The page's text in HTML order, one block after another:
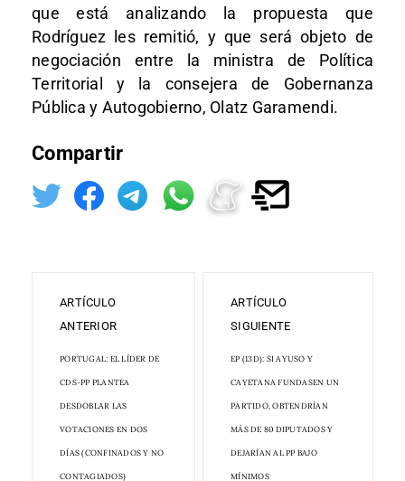
que está analizando la propuesta que
Rodríguez les remitió, y que será objeto de
negociación entre la ministra de Política
Territorial y la consejera de Gobernanza
Pública y Autogobierno, Olatz Garamendi.
Compartir
ARTÍCULO
ANTERIOR
PORTUGAL: EL LÍDER DE
CDS-PP PLANTEA
DESDOBLAR LAS
VOTACIONES EN DOS
DÍAS (CONFINADOS Y NO
CONTAGIADOS)
ARTÍCULO
SIGUIENTE
EP (13D): SI AYUSO Y
CAYETANA FUNDASEN UN
PARTIDO, OBTENDRÍAN
MÁS DE 80 DIPUTADOS Y
DEJARÍAN AL PP BAJO
MÍNIMOS